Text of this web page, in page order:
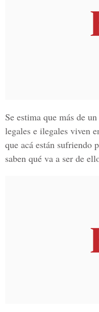
Se estima que más de
legales e ilegales viven
que acá están sufriendo
saben qué va a ser de